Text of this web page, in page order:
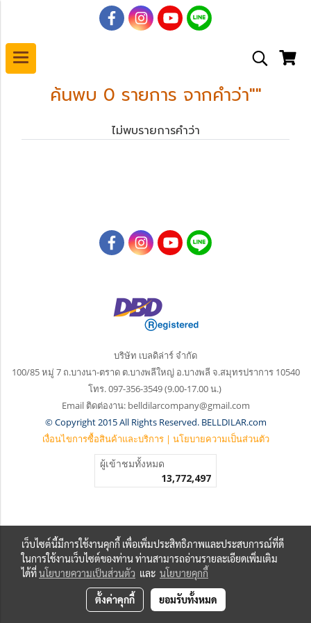
ค้นพบ 0 รายการ จากคำว่า""
ไม่พบรายการคำว่า
บริษัท เบลดิล่าร์ จำกัด
100/85 หมู่ 7 ถ.บางนา-ตราด ต.บางพลีใหญ่ อ.บางพลี จ.สมุทรปราการ 10540
โทร. 097-356-3549 (9.00-17.00 น.)
Email ติดต่องาน: belldilarcompany@gmail.com
© Copyright 2015 All Rights Reserved. BELLDILAR.com
เงื่อนไขการซื้อสินค้าและบริการ| นโยบายความเป็นส่วนตัว
ผู้เข้าชมวันนี้
เว็บไซต์นี้มีการใช้งานคุกกี้ เพื่อเพิ่มประสิทธิภาพและประสบการณ์ที่ดี
ในการใช้งานเว็บไซต์ของท่าน ท่านสามารถอ่านรายละเอียดเพิ่มเติม
ได้ที่นโยบายความเป็นส่วนตัว และ นโยบายคุกกี้
ตั้งค่าคุกกี้ ยอมรับทั้งหมด